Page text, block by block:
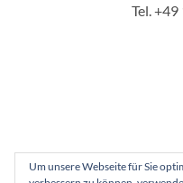
Tel.
Um unsere Webseite für Sie